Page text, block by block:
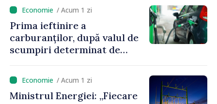
/ Acum 1 zi
Prima ieftinire a
carburanților, după valul de
scumpiri determinat de
anunță prețuri mai mici la
benzină și motorină
/ Acum 1 zi
Ministrul Energiei: „Fiecare